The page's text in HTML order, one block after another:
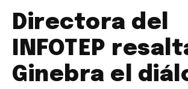
Directora del
INFOTEP
Ginebra el